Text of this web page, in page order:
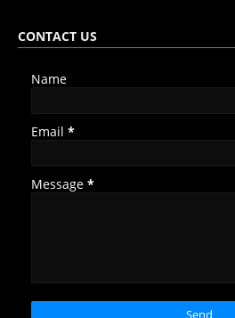
CONTACT US
Name
Email *
Message *